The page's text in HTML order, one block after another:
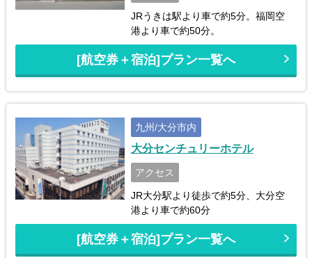
JRうきは駅より車で約5分。福岡空
港より車で約50分。
[航空券＋宿泊]プラン一覧へ
九州/大分市内
大分センチュリーホテル
アクセス
JR大分駅より徒歩で約5分、大分空
港より車で約60分
[航空券＋宿泊]プラン一覧へ